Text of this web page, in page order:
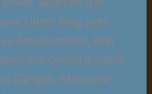
Unser Weg geht
Armenviertels, kein
das Gebiet besteht
Gängen, Abwasser